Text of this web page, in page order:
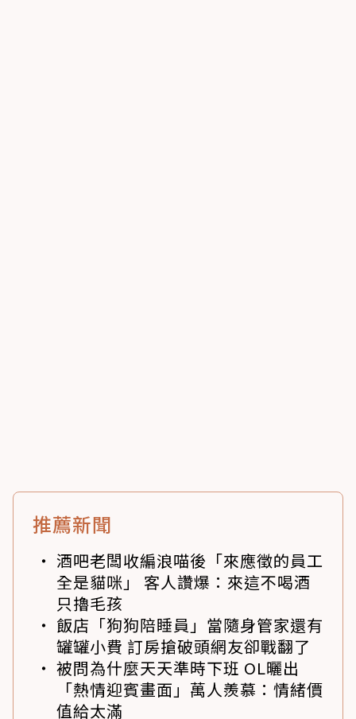
推薦新聞
酒吧老闆收編浪喵後「來應徵的員工
全是貓咪」 客人讚爆：來這不喝酒
只擼毛孩
飯店「狗狗陪睡員」當隨身管家還有
罐罐小費 訂房搶破頭網友卻戰翻了
被問為什麼天天準時下班 OL曬出
「熱情迎賓畫面」萬人羨慕：情緒價
值給太滿